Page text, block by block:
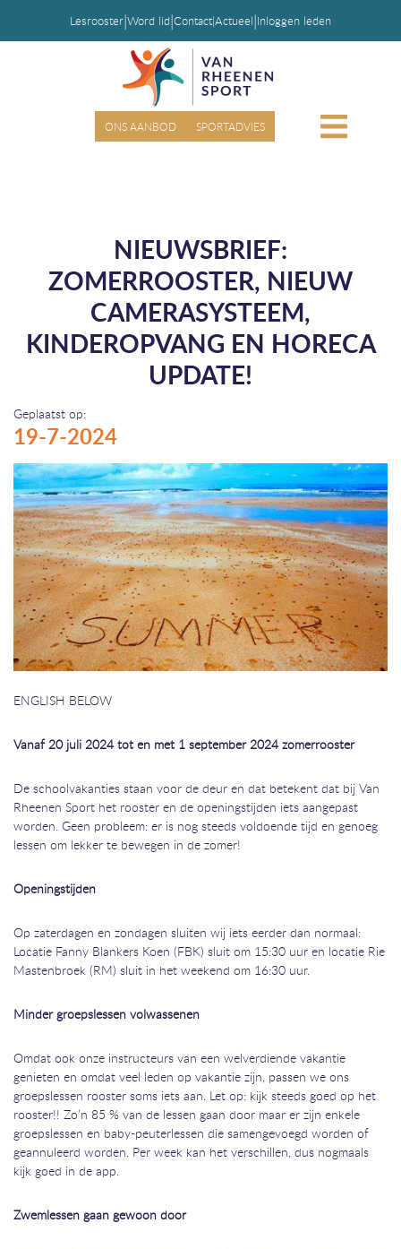
Lesrooster|Word lid|Contact|Actueel|Inloggen leden
ONS AANBOD SPORTADVIES
NIEUWSBRIEF:
ZOMERROOSTER, NIEUW
CAMERASYSTEEM,
KINDEROPVANG EN HORECA
UPDATE!
Geplaatst op:
19-7-2024
ENGLISH BELOW
Vanaf 20 juli 2024 tot en met 1 september 2024 zomerrooster
De schoolvakanties staan voor de deur en dat betekent dat bij Van
Rheenen Sport het rooster en de openingstijden iets aangepast
worden. Geen probleem: er is nog steeds voldoende tijd en genoeg
lessen om lekker te bewegen in de zomer!
Openingstijden
Op zaterdagen en zondagen sluiten wij iets eerder dan normaal:
Locatie Fanny Blankers Koen (FBK) sluit om 15:30 uur en locatie Rie
Mastenbroek (RM) sluit in het weekend om 16:30 uur.
Minder groepslessen volwassenen
Omdat ook onze instructeurs van een welverdiende vakantie
genieten en omdat veel leden op vakantie zijn, passen we ons
groepslessen rooster soms iets aan. Let op: kijk steeds goed op het
rooster!! Zo’n 85 % van de lessen gaan door maar er zijn enkele
groepslessen en baby-peuterlessen die samengevoegd worden of
geannuleerd worden. Per week kan het verschillen, dus nogmaals
kijk goed in de app.
Zwemlessen gaan gewoon door